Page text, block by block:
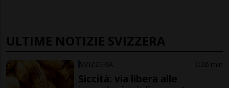
ULTIME NOTIZIE SVIZZERA
SVIZZERA 26 min
Siccità: via libera alle